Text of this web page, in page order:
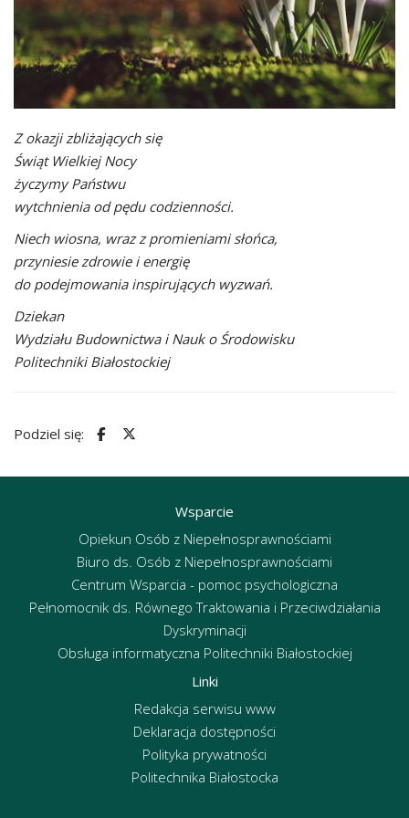
Z okazji zbliżających się
Świąt Wielkiej Nocy
życzymy Państwu
wytchnienia od pędu codzienności.
Niech wiosna, wraz z promieniami słońca,
przyniesie zdrowie i energię
do podejmowania inspirujących wyzwań.
Dziekan
Wydziału Budownictwa i Nauk o Środowisku
Politechniki Białostockiej
Podziel się:
Wsparcie
Opiekun Osób z Niepełnosprawnościami
Biuro ds. Osób z Niepełnosprawnościami
Centrum Wsparcia - pomoc psychologiczna
Pełnomocnik ds. Równego Traktowania i Przeciwdziałania
Dyskryminacji
Obsługa informatyczna Politechniki Białostockiej
Linki
Redakcja serwisu www
Deklaracja dostępności
Polityka prywatności
Politechnika Białostocka